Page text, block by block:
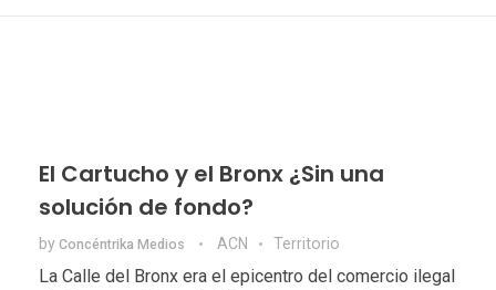
El Cartucho y el Bronx ¿Sin una
solución de fondo?
by Concéntrika Medios ACN Territorio
La Calle del Bronx era el epicentro del comercio ilegal